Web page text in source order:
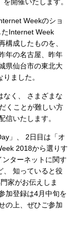
開催いたします。
Weekのショ
Internet Week
構成したものを、
年の名古屋、昨年
県仙台市の東北大
ました。
なく、 さまざまな
くことが難しい方
信いたします。
」、 2日目は「オ
2018から選りす
ターネットに関す
、 知っていると役
家がお伝えしま
加登録は4月中旬を
の上、ぜひご参加